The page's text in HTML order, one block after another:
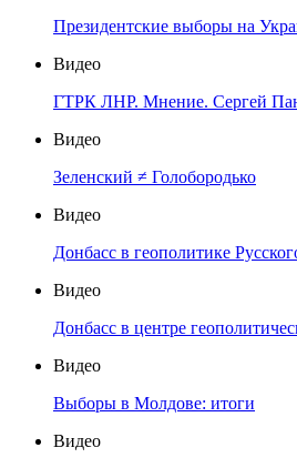
Президентские выборы на
Видео
ГТРК ЛНР. Мнение. Сергей
Видео
Зеленский ≠ Голобородько
Видео
Донбасс в геополитике
Видео
Донбасс в центре
Видео
Выборы в Молдове: итоги
Видео